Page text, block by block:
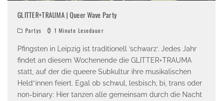
GLITTER+TRAUMA | Queer Wave Party
Partys 1 Minute Lesedauer
Pfingsten in Leipzig ist traditionell ’schwarz‘. Jedes Jahr
findet an diesem Wochenende die GLITTER+TRAUMA
statt, auf der die queere Subkultur ihre musikalischen
Held*innen feiert. Egal ob schwul, lesbisch, bi, trans oder
non-binary: Hier tanzen alle gemeinsam durch die Nacht